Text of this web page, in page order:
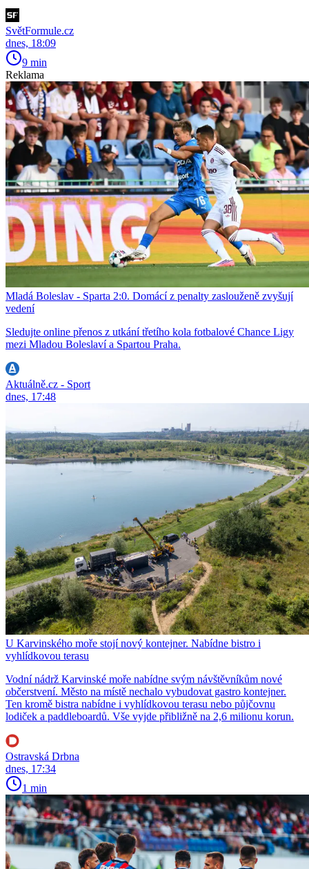
SvětFormule.cz
dnes, 18:09
9 min
Reklama
Mladá Boleslav - Sparta 2:0. Domácí z penalty zaslouženě zvyšují
vedení
Sledujte online přenos z utkání třetího kola fotbalové Chance Ligy
mezi Mladou Boleslaví a Spartou Praha.
Aktuálně.cz - Sport
dnes, 17:48
U Karvinského moře stojí nový kontejner. Nabídne bistro i
vyhlídkovou terasu
Vodní nádrž Karvinské moře nabídne svým návštěvníkům nové
občerstvení. Město na místě nechalo vybudovat gastro kontejner.
Ten kromě bistra nabídne i vyhlídkovou terasu nebo půjčovnu
lodiček a paddleboardů. Vše vyjde přibližně na 2,6 milionu korun.
Ostravská Drbna
dnes, 17:34
1 min